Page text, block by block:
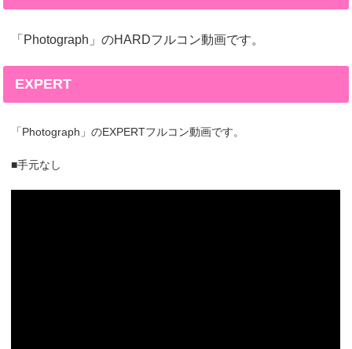
「Photograph」のHARDフルコン動画です。
EXPERT
「Photograph」のEXPERTフルコン動画です。
■手元なし